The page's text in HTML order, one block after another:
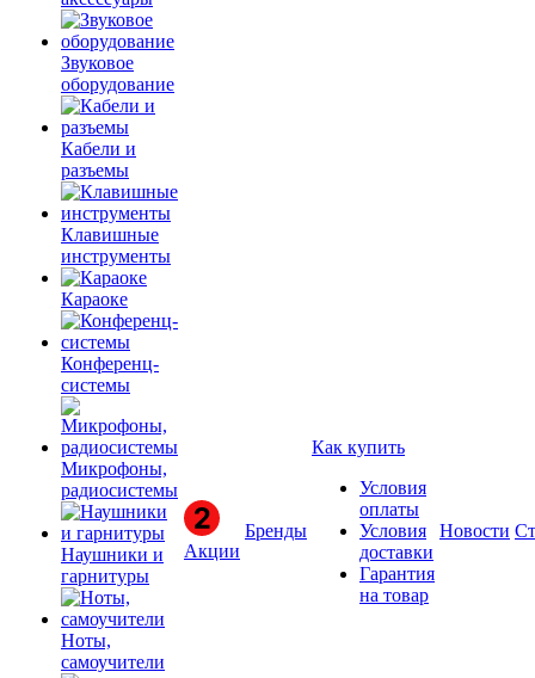
Звуковое
оборудование
Кабели и
разъемы
Клавишные
инструменты
Караоке
Конференц-
системы
Микрофоны,
радиосистемы
Наушники и
гарнитуры
Ноты,
самоучители
Акции
Бренды
Как купить
Условия
оплаты
Условия
доставки
Гарантия
на товар
Новости